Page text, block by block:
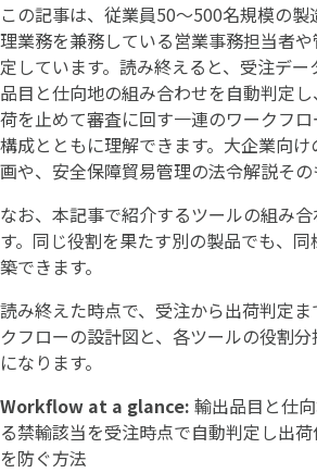
この記事は、従業員50〜500名規模の
理業務を兼務している営業事務担当者
定しています。読み終えると、受注デ
品目と仕向地の組み合わせを自動判定
荷を止めて審査に回す一連のワークフ
構成とともに理解できます。大企業向け
画や、安全保障貿易管理の法令解説その
なお、本記事で紹介するツールの組み
す。同じ役割を果たす別の製品でも、
築できます。
読み終えた時点で、受注から出荷判定
クフローの設計図と、各ツールの役割
になります。
Workflow at a glance: 輸出品目と仕
る禁輸該当を受注時点で自動判定し出
を防ぐ方法